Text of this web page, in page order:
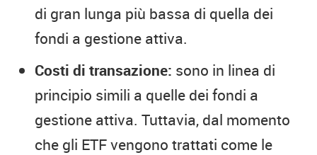
di gran lunga più bassa di quella dei
fondi a gestione attiva.
Costi di transazione: sono in linea di
principio simili a quelle dei fondi a
gestione attiva. Tuttavia, dal momento
che gli ETF vengono trattati come le